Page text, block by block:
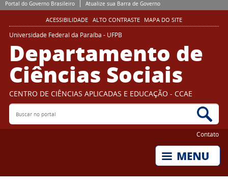
Portal do Governo Brasileiro Atualize sua Barra de Governo
ACESSIBILIDADE ALTO CONTRASTE MAPA DO SITE
Universidade Federal da Paraíba - UFPB
Departamento de
Ciências Sociais
CENTRO DE CIÊNCIAS APLICADAS E EDUCAÇÃO - CCAE
Buscar no portal
Contato